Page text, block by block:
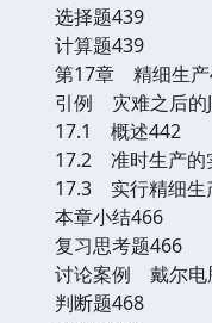
选择题439
计算题439
第17章 精细生产
引例 灾难之后的
17.1 概述442
17.2 准时生产的
17.3 实行精细生
本章小结466
复习思考题466
讨论案例 戴尔电
判断题468